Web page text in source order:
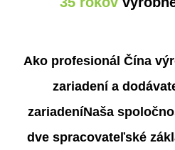
Ako profesionál Čína
zariadení a
zariadeníNaša
dve spracovateľské